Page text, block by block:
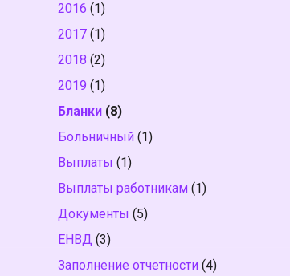
2016 (1)
2017 (1)
2018 (2)
2019 (1)
Бланки (8)
Больничный (1)
Выплаты (1)
Выплаты работникам (1)
Документы (5)
ЕНВД (3)
Заполнение отчетности (4)